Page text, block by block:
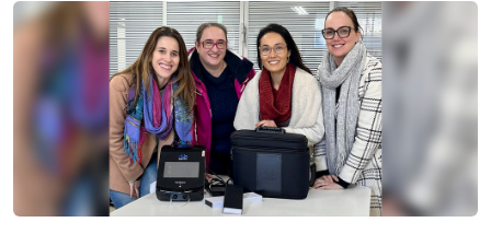
Internacionalização
Diplomados
Cultura